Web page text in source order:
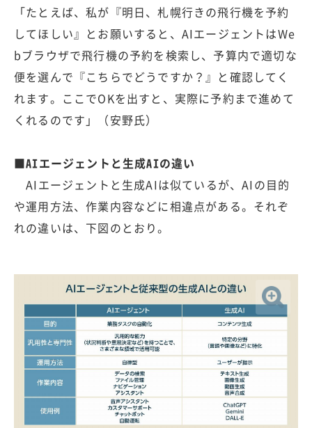
「たとえば、私が『明日、札幌行きの飛行機を予約
してほしい』とお願いすると、AIエージェントはWe
bブラウザで飛行機の予約を検索し、予算内で適切な
便を選んで『こちらでどうですか？』と確認してく
れます。ここでOKを出すと、実際に予約まで進めて
くれるのです」（安野氏）
■AIエージェントと生成AIの違い
AIエージェントと生成AIは似ているが、AIの目的
や運用方法、作業内容などに相違点がある。それぞ
れの違いは、下図のとおり。